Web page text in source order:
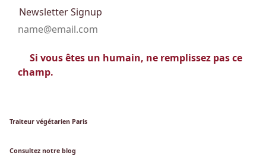
Newsletter Signup
Si vous êtes un humain, ne remplissez pas ce
champ.
Traiteur végétarien Paris
Consultez notre blog